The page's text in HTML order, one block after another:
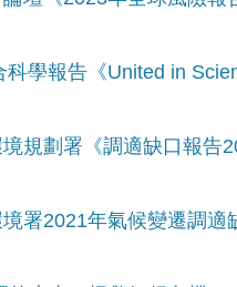
學報告《United in
規劃署《調適缺口報
署2021年氣候變遷調適